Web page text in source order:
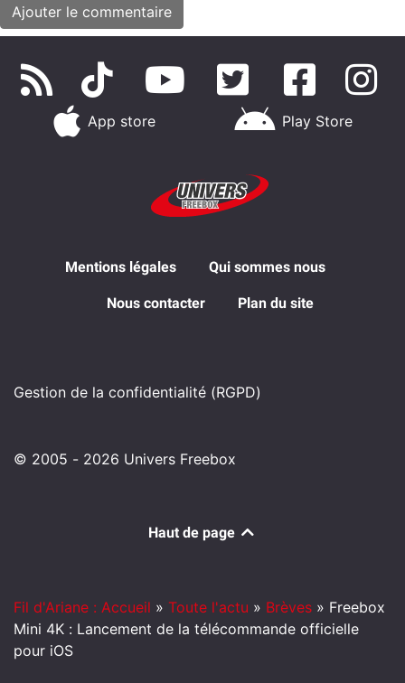
App store Play Store
Mentions légales Qui sommes nous
Nous contacter Plan du site
Gestion de la confidentialité (RGPD)
© 2005 - 2026 Univers Freebox
Haut de page
Fil d'Ariane : Accueil » Toute l'actu » Brèves » Freebox
Mini 4K : Lancement de la télécommande officielle
pour iOS